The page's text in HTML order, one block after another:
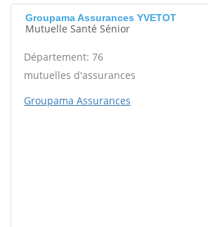
Groupama Assurances YVETOT
Mutuelle Santé Sénior
Département: 76
mutuelles d'assurances
Groupama Assurances